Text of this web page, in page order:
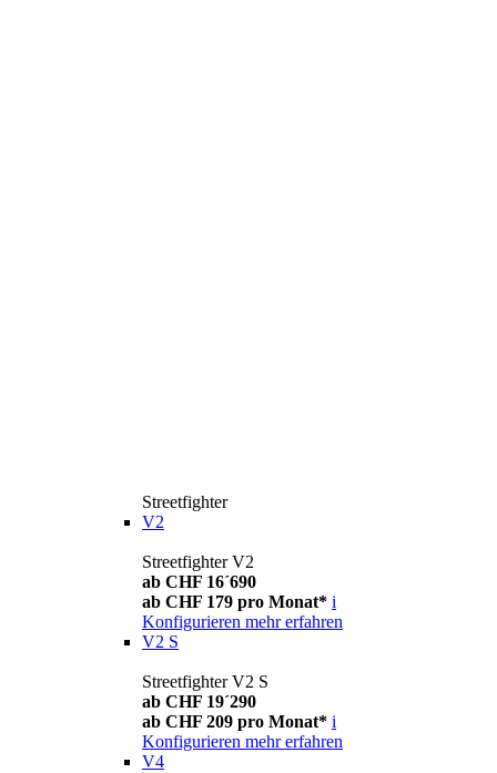
Streetfighter
V2
Streetfighter V2
ab CHF 16´690
ab CHF 179 pro Monat* i
Konfigurieren mehr erfahren
V2 S
Streetfighter V2 S
ab CHF 19´290
ab CHF 209 pro Monat* i
Konfigurieren mehr erfahren
V4